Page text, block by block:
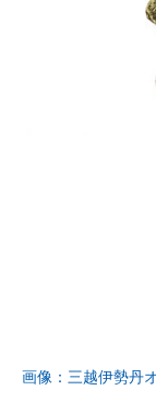
画像：三越伊勢丹